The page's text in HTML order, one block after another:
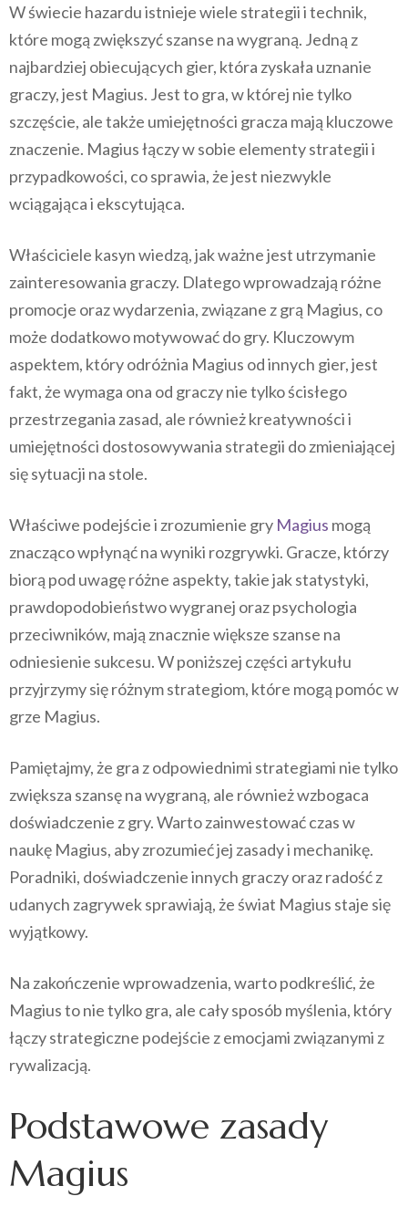
W świecie hazardu istnieje wiele strategii i technik,
które mogą zwiększyć szanse na wygraną. Jedną z
najbardziej obiecujących gier, która zyskała uznanie
graczy, jest Magius. Jest to gra, w której nie tylko
szczęście, ale także umiejętności gracza mają kluczowe
znaczenie. Magius łączy w sobie elementy strategii i
przypadkowości, co sprawia, że jest niezwykle
wciągająca i ekscytująca.
Właściciele kasyn wiedzą, jak ważne jest utrzymanie
zainteresowania graczy. Dlatego wprowadzają różne
promocje oraz wydarzenia, związane z grą Magius, co
może dodatkowo motywować do gry. Kluczowym
aspektem, który odróżnia Magius od innych gier, jest
fakt, że wymaga ona od graczy nie tylko ścisłego
przestrzegania zasad, ale również kreatywności i
umiejętności dostosowywania strategii do zmieniającej
się sytuacji na stole.
Właściwe podejście i zrozumienie gry Magius mogą
znacząco wpłynąć na wyniki rozgrywki. Gracze, którzy
biorą pod uwagę różne aspekty, takie jak statystyki,
prawdopodobieństwo wygranej oraz psychologia
przeciwników, mają znacznie większe szanse na
odniesienie sukcesu. W poniższej części artykułu
przyjrzymy się różnym strategiom, które mogą pomóc w
grze Magius.
Pamiętajmy, że gra z odpowiednimi strategiami nie tylko
zwiększa szansę na wygraną, ale również wzbogaca
doświadczenie z gry. Warto zainwestować czas w
naukę Magius, aby zrozumieć jej zasady i mechanikę.
Poradniki, doświadczenie innych graczy oraz radość z
udanych zagrywek sprawiają, że świat Magius staje się
wyjątkowy.
Na zakończenie wprowadzenia, warto podkreślić, że
Magius to nie tylko gra, ale cały sposób myślenia, który
łączy strategiczne podejście z emocjami związanymi z
rywalizacją.
Podstawowe zasady
Magius